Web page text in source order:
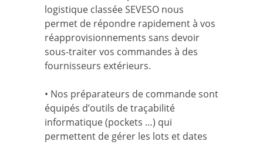
logistique classée SEVESO nous
permet de répondre rapidement à vos
réapprovisionnements sans devoir
sous-traiter vos commandes à des
fournisseurs extérieurs.
• Nos préparateurs de commande sont
équipés d’outils de traçabilité
informatique (pockets …) qui
permettent de gérer les lots et dates